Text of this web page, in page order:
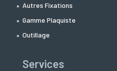
Autres Fixations
Gamme Plaquiste
Outillage
Services